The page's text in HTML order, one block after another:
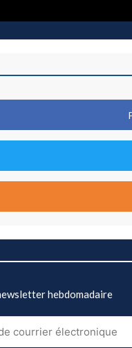
hebdomadaire